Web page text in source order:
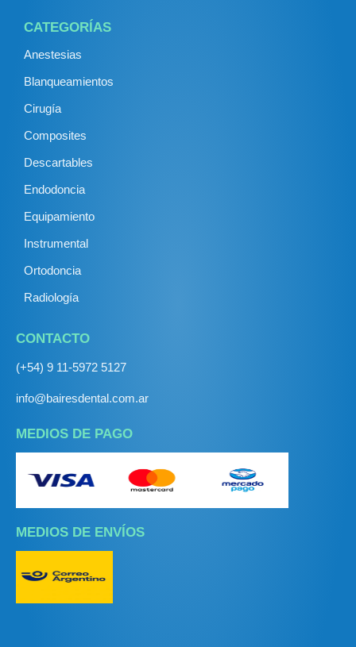
CATEGORÍAS
Anestesias
Blanqueamientos
Cirugía
Composites
Descartables
Endodoncia
Equipamiento
Instrumental
Ortodoncia
Radiología
CONTACTO
(+54) 9 11-5972 5127
info@bairesdental.com.ar
MEDIOS DE PAGO
MEDIOS DE ENVÍOS